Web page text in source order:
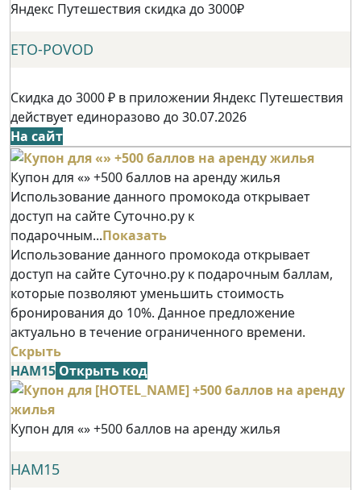
Яндекс Путешествия скидка до 3000₽
ETO-POVOD
Скидка до 3000 ₽ в приложении Яндекс Путешествия
действует единоразово до 30.07.2026
На сайт
Купон для «» +500 баллов на аренду жилья
Использование данного промокода открывает
доступ на сайте Суточно.ру к
подарочным...Показать
Использование данного промокода открывает
доступ на сайте Суточно.ру к подарочным баллам,
которые позволяют уменьшить стоимость
бронирования до 10%. Данное предложение
актуально в течение ограниченного времени.
Скрыть
НАМ15 Открыть код
Купон для «» +500 баллов на аренду жилья
НАМ15